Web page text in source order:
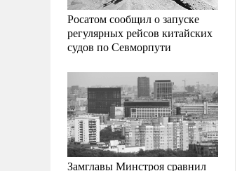
Росатом сообщил о запуске
регулярных рейсов китайских
судов по Севморпути
Замглавы Минстроя сравнил